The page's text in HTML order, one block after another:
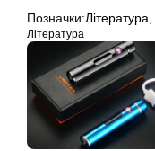
Позначки:Література
Література